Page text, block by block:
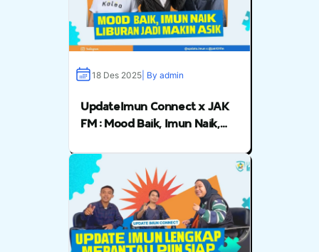
18 Des 2025 | By admin
UpdateImun Connect x JAK
FM : Mood Baik, Imun Naik,
JAK FM